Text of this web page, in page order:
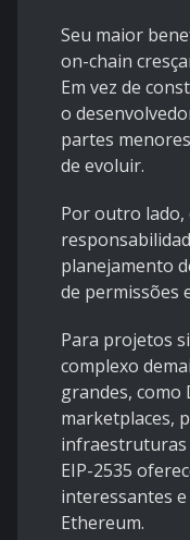
Seu maior
on-chain
Em vez de
o
partes
de evoluir.
Por outro lado,
planejamento
de permissões
Para projetos
complexo
grandes, como
marketplaces,
infraestruturas
EIP-2535
interessantes
Ethereum.